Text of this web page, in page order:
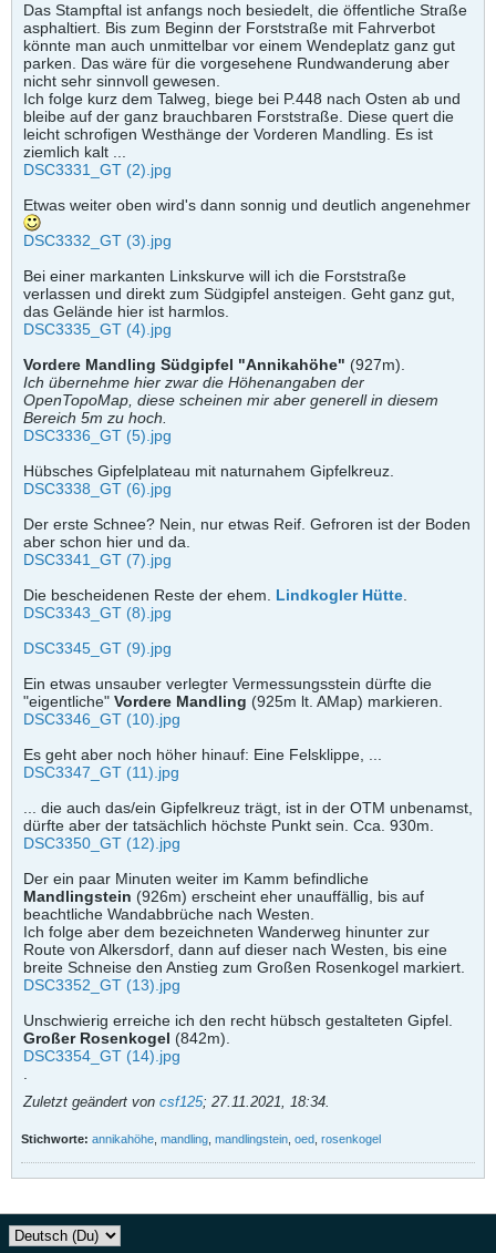
Das Stampftal ist anfangs noch besiedelt, die öffentliche Straße
asphaltiert. Bis zum Beginn der Forststraße mit Fahrverbot
könnte man auch unmittelbar vor einem Wendeplatz ganz gut
parken. Das wäre für die vorgesehene Rundwanderung aber
nicht sehr sinnvoll gewesen.
Ich folge kurz dem Talweg, biege bei P.448 nach Osten ab und
bleibe auf der ganz brauchbaren Forststraße. Diese quert die
leicht schrofigen Westhänge der Vorderen Mandling. Es ist
ziemlich kalt ...
DSC3331_GT (2).jpg
Etwas weiter oben wird's dann sonnig und deutlich angenehmer
DSC3332_GT (3).jpg
Bei einer markanten Linkskurve will ich die Forststraße
verlassen und direkt zum Südgipfel ansteigen. Geht ganz gut,
das Gelände hier ist harmlos.
DSC3335_GT (4).jpg
Vordere Mandling Südgipfel "Annikahöhe" (927m).
Ich übernehme hier zwar die Höhenangaben der
OpenTopoMap, diese scheinen mir aber generell in diesem
Bereich 5m zu hoch.
DSC3336_GT (5).jpg
Hübsches Gipfelplateau mit naturnahem Gipfelkreuz.
DSC3338_GT (6).jpg
Der erste Schnee? Nein, nur etwas Reif. Gefroren ist der Boden
aber schon hier und da.
DSC3341_GT (7).jpg
Die bescheidenen Reste der ehem. Lindkogler Hütte
DSC3343_GT (8).jpg
DSC3345_GT (9).jpg
Ein etwas unsauber verlegter Vermessungsstein dürfte die
"eigentliche" Vordere Mandling (925m lt. AMap) markieren.
DSC3346_GT (10).jpg
Es geht aber noch höher hinauf: Eine Felsklippe, ...
DSC3347_GT (11).jpg
... die auch das/ein Gipfelkreuz trägt, ist in der OTM unbenamst,
dürfte aber der tatsächlich höchste Punkt sein. Cca. 930m.
DSC3350_GT (12).jpg
Der ein paar Minuten weiter im Kamm befindliche
Mandlingstein (926m) erscheint eher unauffällig, bis auf
beachtliche Wandabbrüche nach Westen.
Ich folge aber dem bezeichneten Wanderweg hinunter zur
Route von Alkersdorf, dann auf dieser nach Westen, bis eine
breite Schneise den Anstieg zum Großen Rosenkogel markiert.
DSC3352_GT (13).jpg
Unschwierig erreiche ich den recht hübsch gestalteten Gipfel.
Großer Rosenkogel (842m).
DSC3354_GT (14).jpg
Zuletzt geändert von csf125; 27.11.2021, 18:34.
Stichworte: annikahöhe mandling mandlingstein oed rosenkogel